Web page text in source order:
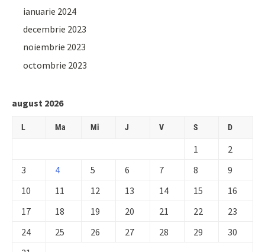
ianuarie 2024
decembrie 2023
noiembrie 2023
octombrie 2023
august 2026
L Ma Mi J V S D
1
2
3
4 5 6 7 8
9
10
11 12 13 14 15
16
17
18 19 20 21 22
23
24
25 26 27 28 29
30